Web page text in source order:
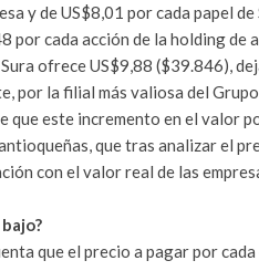
y de US$8,01 por cada papel
por cada acción de la holding de
ofrece US$9,88 ($39.846),
por la filial más valiosa del
que este incremento en el valor
que tras analizar el
con el valor real de las
que el precio a pagar por